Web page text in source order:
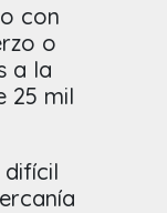
con
o
a la
25 mil
difícil